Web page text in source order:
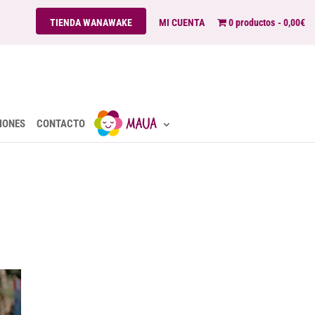
TIENDA WANAWAKE MI CUENTA 0 productos 0,00€
CONTACTO